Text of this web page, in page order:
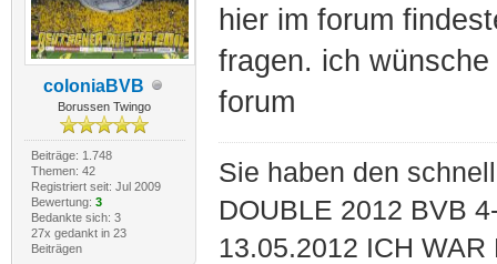
coloniaBVB
Borussen Twingo
Beiträge: 1.748
Themen: 42
Registriert seit: Jul 2009
Bewertung: 3
Bedankte sich: 3
27x gedankt in 23
Beiträgen
hier im forum
fragen. ich
forum
Sie haben den
DOUBLE 2012 BVB
13.05.2012 ICH WAR